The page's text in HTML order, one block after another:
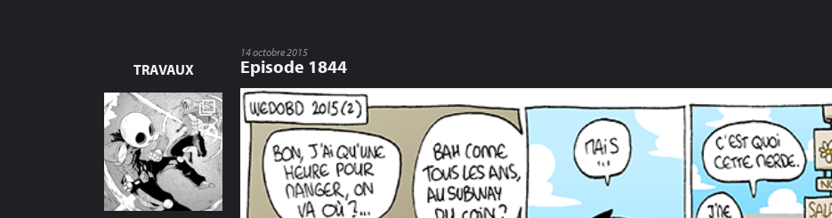
TRAVAUX
14 octobre 2015
Episode 1844